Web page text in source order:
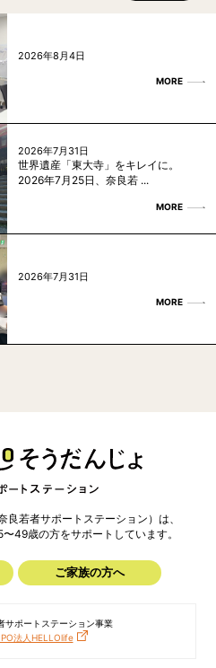
2026年8月4日
MORE
2026年7月31日
世界遺産「東大寺」をキレイに。
2026年7月25日、奈良若 ...
MORE
2026年7月31日
MORE
若者サポートステーション）は、
〜49歳の方をサポートしています。
ご家族の方へ
サポートステーション事業
法人HELLOlife